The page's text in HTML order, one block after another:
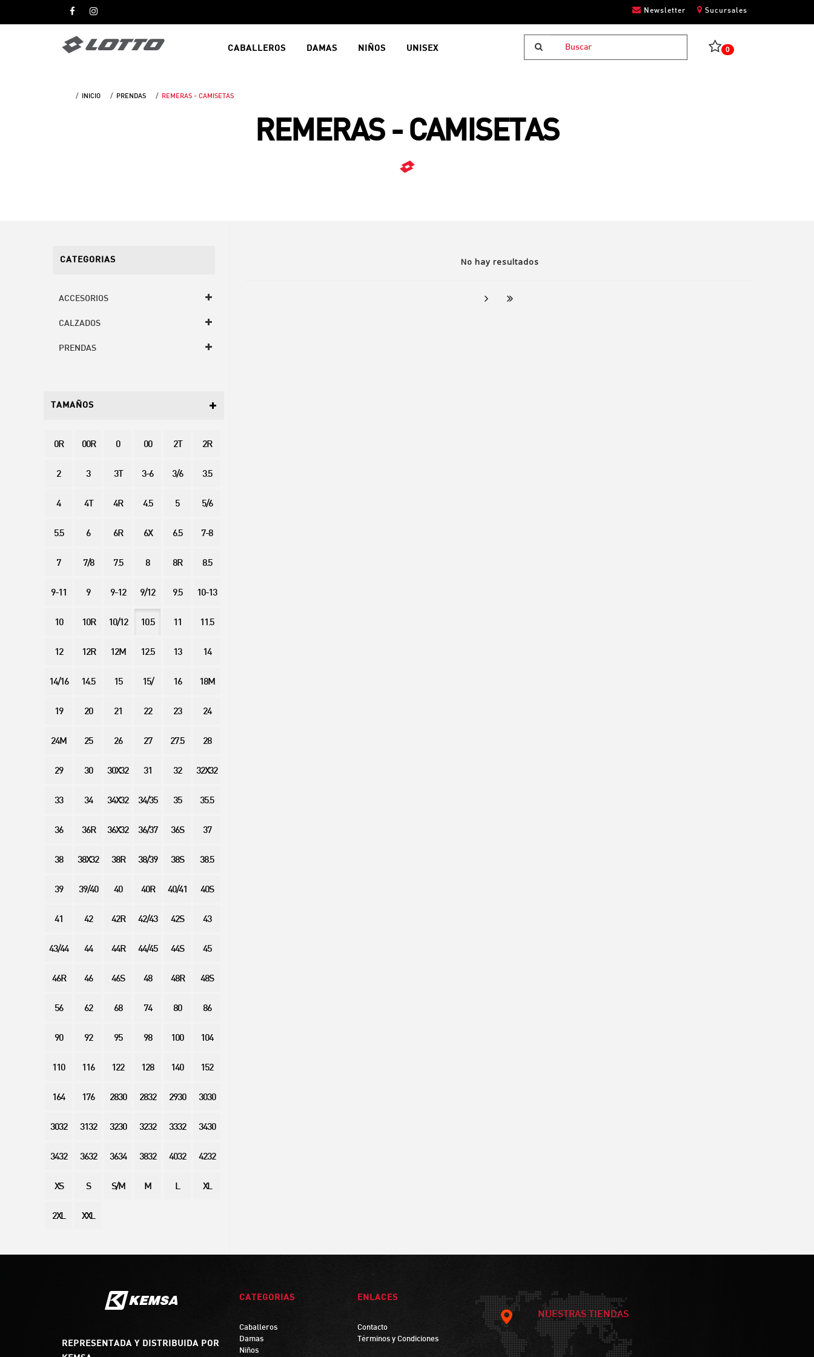
Newsletter Sucursales
0
CABALLEROS DAMAS NIÑOS UNISEX
INICIO PRENDAS REMERAS - CAMISETAS
REMERAS - CAMISETAS
No hay resultados
CATEGORIAS
ACCESORIOS
CALZADOS
PRENDAS
TAMAÑOS
0R 00R 0 00 2T 2R
2 3 3T 3-6 3/6 3.5
4 4T 4R 4.5 5 5/6
5.5 6 6R 6X 6.5 7-8
7 7/8 7.5 8 8R 8.5
9-11 9 9-12 9/12 9.5 10-13
10 10R 10/12 10.5 11 11.5
12 12R 12M 12.5 13 14
14/16 14.5 15 15/ 16 18M
19 20 21 22 23 24
24M 25 26 27 27.5 28
29 30 30X32 31 32 32X32
33 34 34X32 34/35 35 35.5
36 36R 36X32 36/37 36S 37
38 38X32 38R 38/39 38S 38.5
39 39/40 40 40R 40/41 40S
41 42 42R 42/43 42S 43
43/44 44 44R 44/45 44S 45
46R 46 46S 48 48R 48S
56 62 68 74 80 86
90 92 95 98 100 104
110 116 122 128 140 152
164 176 2830 2832 2930 3030
3032 3132 3230 3232 3332 3430
3432 3632 3634 3832 4032 4232
XS S S/M M L XL
2XL XXL
REPRESENTADA Y DISTRIBUIDA POR
CATEGORIAS
Caballeros
Damas
Niños
ENLACES
Contacto
Términos y Condiciones
NUESTRAS TIENDAS